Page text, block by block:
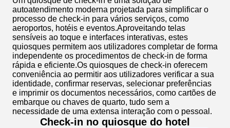
autoatendimento moderna projetada para simplificar o
processo de check-in para vários serviços, como
aeroportos, hotéis e eventos.Aproveitando telas
sensíveis ao toque e interfaces interativas, estes
quiosques permitem aos utilizadores completar de forma
independente os procedimentos de check-in de forma
rápida e eficiente.Os quiosques de check-in oferecem
conveniência ao permitir aos utilizadores verificar a sua
identidade, confirmar reservas, selecionar preferências
e imprimir os documentos necessários, como cartões de
embarque ou chaves de quarto, tudo sem a
necessidade de uma extensa interação com o pessoal.
Check-in no quiosque do hotel